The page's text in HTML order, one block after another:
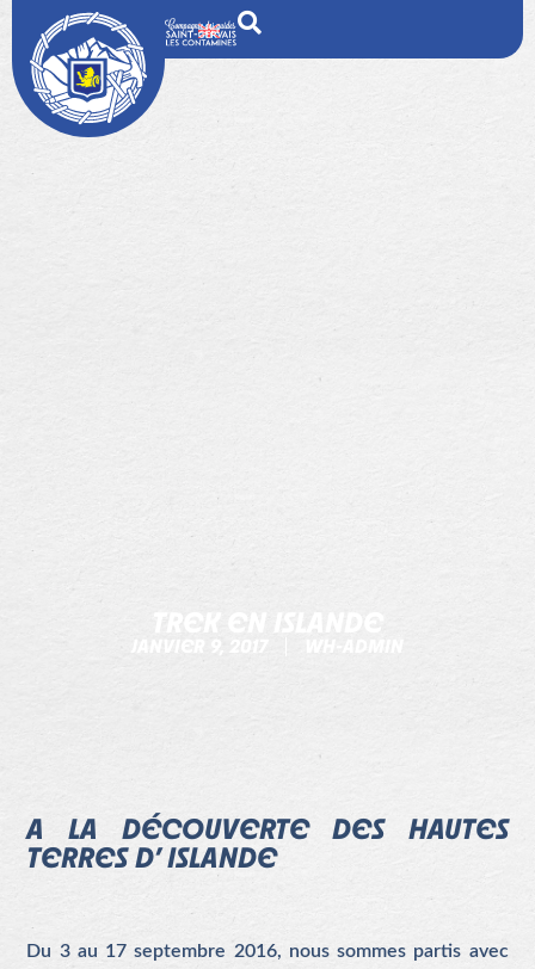
TREK EN ISLANDE
JANVIER 9, 2017
A LA DÉCOUVERTE DES HAUTES
TERRES D’ ISLANDE
Du 3 au 17 septembre 2016, nous sommes partis avec